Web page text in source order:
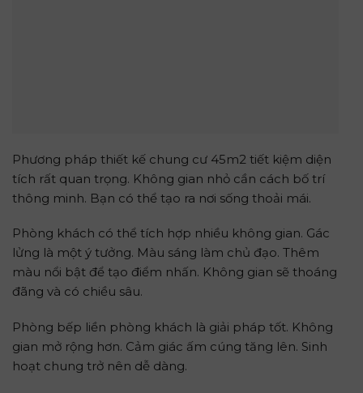
Phương pháp thiết kế chung cư 45m2 tiết kiệm diện
tích rất quan trọng. Không gian nhỏ cần cách bố trí
thông minh. Bạn có thể tạo ra nơi sống thoải mái.
Phòng khách có thể tích hợp nhiều không gian. Gác
lửng là một ý tưởng. Màu sáng làm chủ đạo. Thêm
màu nổi bật để tạo điểm nhấn. Không gian sẽ thoáng
đãng và có chiều sâu.
Phòng bếp liền phòng khách là giải pháp tốt. Không
gian mở rộng hơn. Cảm giác ấm cúng tăng lên. Sinh
hoạt chung trở nên dễ dàng.